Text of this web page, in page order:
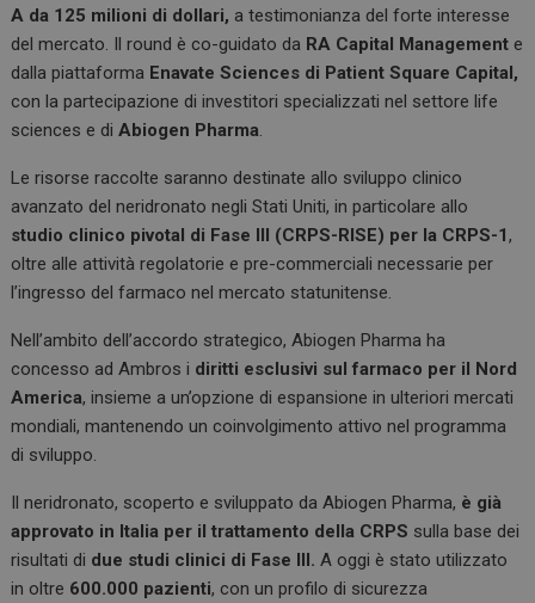
A da 125 milioni di dollari, a testimonianza del forte interesse
del mercato. Il round è co-guidato da RA Capital Management e
dalla piattaforma Enavate Sciences di Patient Square Capital,
con la partecipazione di investitori specializzati nel settore life
sciences e diAbiogen Pharma.
Le risorse raccolte saranno destinate allo sviluppo clinico
avanzato del neridronato negli Stati Uniti, in particolare allo
studio clinico pivotal di Fase III (CRPS-RISE) per la CRPS-1,
oltre alle attività regolatorie e pre-commerciali necessarie per
l’ingresso del farmaco nel mercato statunitense.
Nell’ambito dell’accordo strategico, Abiogen Pharma ha
concesso ad Ambros i diritti esclusivi sul farmaco per il Nord
America, insieme a un’opzione di espansione in ulteriori mercati
mondiali, mantenendo un coinvolgimento attivo nel programma
di sviluppo.
Il neridronato, scoperto e sviluppato da Abiogen Pharma, è già
approvato in Italia per il trattamento della CRPS sulla base dei
risultati di due studi clinici di Fase III. A oggi è stato utilizzato
in oltre 600.000 pazienti, con un profilo di sicurezza